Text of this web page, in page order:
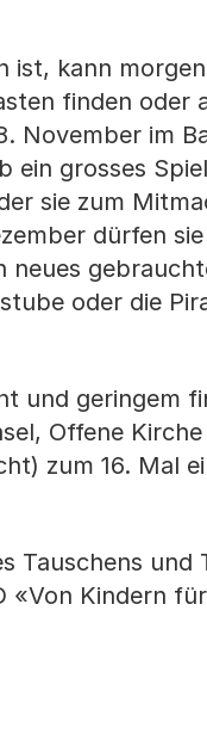
ist, kann
finden oder
November im
ein grosses
sie zum
dürfen
neues
oder die
und geringem
Offene
zum 16. Mal
Tauschens
«Von Kindern